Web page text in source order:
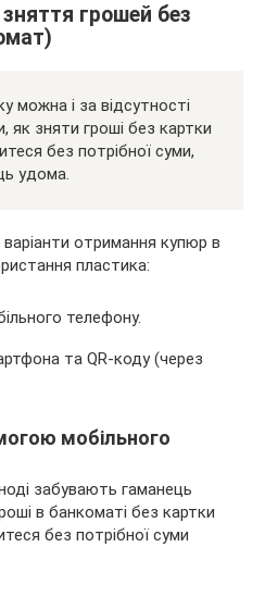
грошей без
можна і за відсутності
як зняти гроші без картки
без потрібної суми,
удома.
отримання купюр в
пластика:
телефону.
та QR-коду (через
мобільного
забувають гаманець
в банкоматі без картки
без потрібної суми